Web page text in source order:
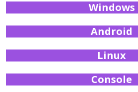
Windows
Android
Linux
Console